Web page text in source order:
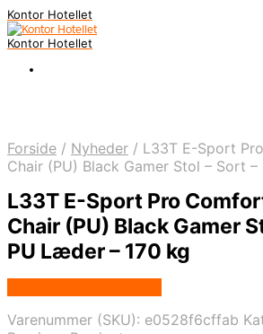
Kontor Hotellet
Kontor Hotellet
Forside / Nyheder / L33T E-Sport
Chair (PU) Black Gamer Stol – Sort
L33T E-Sport Pro
Chair (PU) Black Gamer
PU Læder – 170 kg
Varenummer (SKU): e0528f6cffab